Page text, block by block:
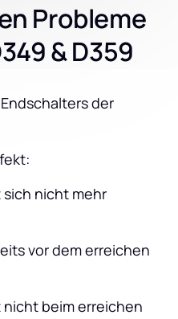
Probleme
& D359
der
sich nicht mehr
vor dem erreichen
beim erreichen